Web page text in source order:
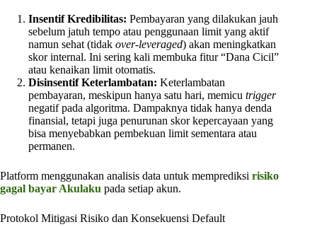
Insentif Kredibilitas: Pembayaran yang dilakukan jauh
sebelum jatuh tempo atau penggunaan limit yang aktif
namun sehat (tidak over-leveraged) akan meningkatkan
skor internal. Ini sering kali membuka fitur “Dana Cicil”
atau kenaikan limit otomatis.
Disinsentif Keterlambatan: Keterlambatan
pembayaran, meskipun hanya satu hari, memicu trigger
negatif pada algoritma. Dampaknya tidak hanya denda
finansial, tetapi juga penurunan skor kepercayaan yang
bisa menyebabkan pembekuan limit sementara atau
permanen.
Platform menggunakan analisis data untuk memprediksi risiko
gagal bayar Akulaku pada setiap akun.
Protokol Mitigasi Risiko dan Konsekuensi Default